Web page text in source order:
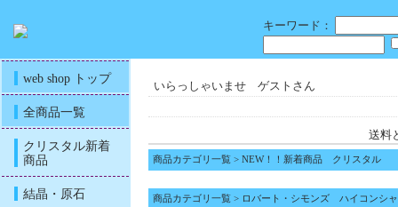
キーワード：
web shop トップ
全商品一覧
クリスタル新着
商品
結晶・原石
いらっしゃいませ ゲストさん
送料
商品カテゴリ一覧 > NEW！！新着商品 クリスタル
商品カテゴリ一覧 > ロバート・シモンズ ハイコンシ